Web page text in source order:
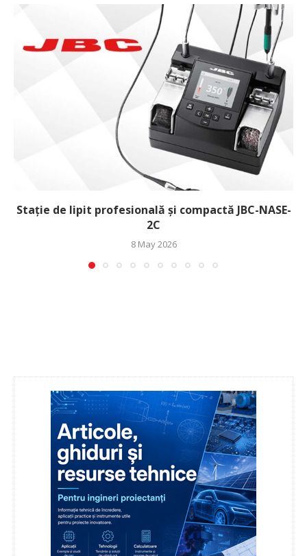
Stație de lipit profesională și compactă JBC-NASE-
2C
8 May 2026